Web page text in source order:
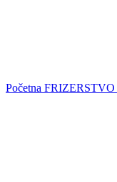
Početna FRIZERSTVO